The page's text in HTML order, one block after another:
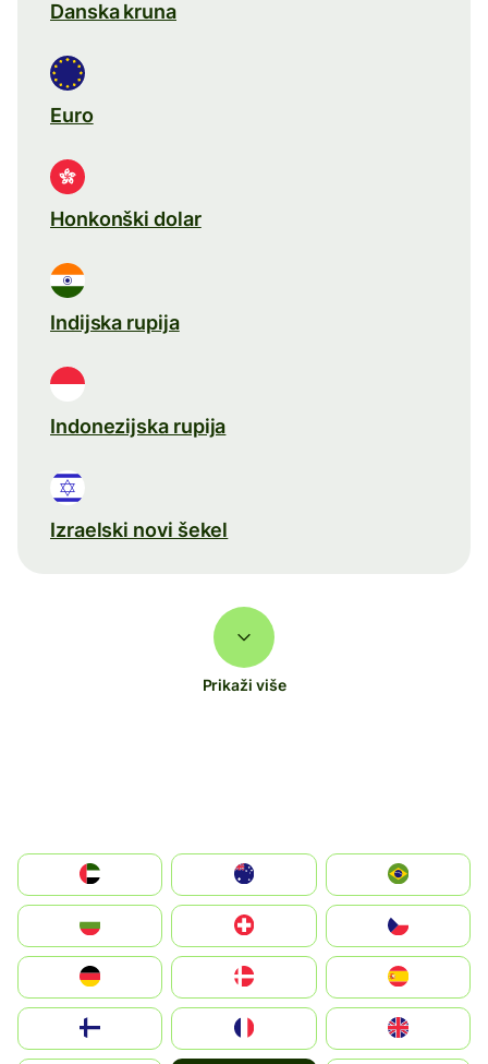
Danska kruna
Euro
Honkonški dolar
Indijska rupija
Indonezijska rupija
Izraelski novi šekel
Prikaži više
الإمارات العربية المتحدة
Switzerland
Deutschland
United Kingdom